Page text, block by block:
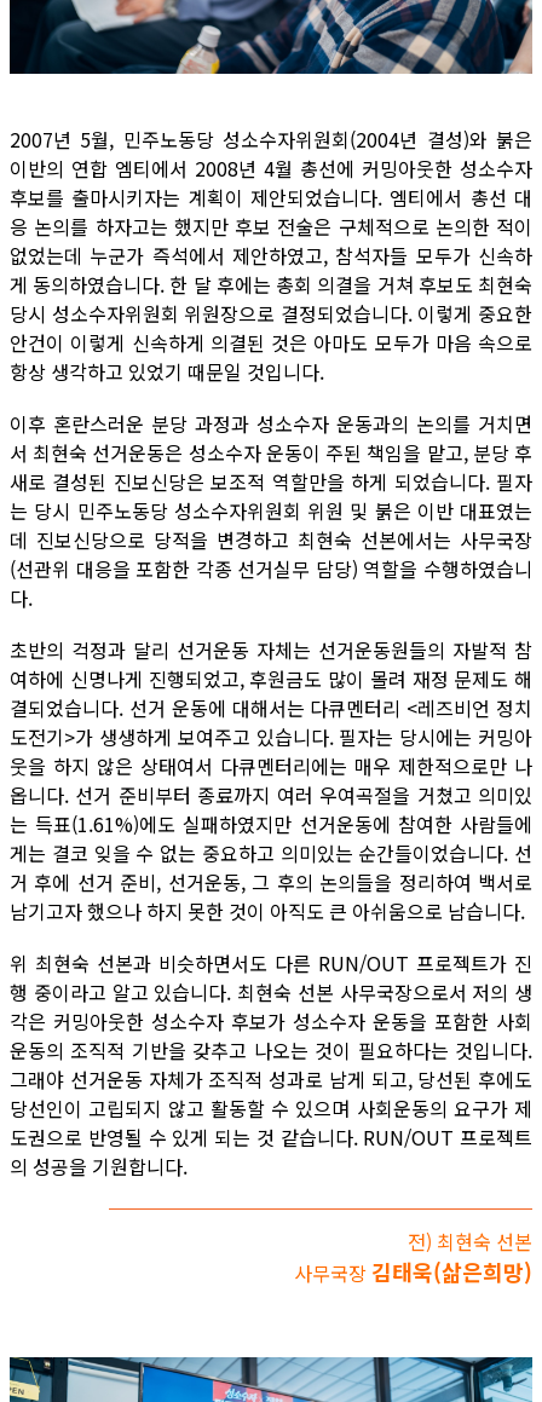
2007년 5월, 민주노동당 성소수자위원회(2004년 결성)와 붉은
이반의 연합 엠티에서 2008년 4월 총선에 커밍아웃한 성소수자
후보를 출마시키자는 계획이 제안되었습니다. 엠티에서 총선 대
응 논의를 하자고는 했지만 후보 전술은 구체적으로 논의한 적이
없었는데 누군가 즉석에서 제안하였고, 참석자들 모두가 신속하
게 동의하였습니다. 한 달 후에는 총회 의결을 거쳐 후보도 최현숙
당시 성소수자위원회 위원장으로 결정되었습니다. 이렇게 중요한
안건이 이렇게 신속하게 의결된 것은 아마도 모두가 마음 속으로
항상 생각하고 있었기 때문일 것입니다.
이후 혼란스러운 분당 과정과 성소수자 운동과의 논의를 거치면
서 최현숙 선거운동은 성소수자 운동이 주된 책임을 맡고, 분당 후
새로 결성된 진보신당은 보조적 역할만을 하게 되었습니다. 필자
는 당시 민주노동당 성소수자위원회 위원 및 붉은 이반 대표였는
데 진보신당으로 당적을 변경하고 최현숙 선본에서는 사무국장
(선관위 대응을 포함한 각종 선거실무 담당) 역할을 수행하였습니
다.
초반의 걱정과 달리 선거운동 자체는 선거운동원들의 자발적 참
여하에 신명나게 진행되었고, 후원금도 많이 몰려 재정 문제도 해
결되었습니다. 선거 운동에 대해서는 다큐멘터리 <레즈비언 정치
도전기>가 생생하게 보여주고 있습니다. 필자는 당시에는 커밍아
웃을 하지 않은 상태여서 다큐멘터리에는 매우 제한적으로만 나
옵니다. 선거 준비부터 종료까지 여러 우여곡절을 거쳤고 의미있
는 득표(1.61%)에도 실패하였지만 선거운동에 참여한 사람들에
게는 결코 잊을 수 없는 중요하고 의미있는 순간들이었습니다. 선
거 후에 선거 준비, 선거운동, 그 후의 논의들을 정리하여 백서로
남기고자 했으나 하지 못한 것이 아직도 큰 아쉬움으로 남습니다.
위 최현숙 선본과 비슷하면서도 다른 RUN/OUT 프로젝트가 진
행 중이라고 알고 있습니다. 최현숙 선본 사무국장으로서 저의 생
각은 커밍아웃한 성소수자 후보가 성소수자 운동을 포함한 사회
운동의 조직적 기반을 갖추고 나오는 것이 필요하다는 것입니다.
그래야 선거운동 자체가 조직적 성과로 남게 되고, 당선된 후에도
당선인이 고립되지 않고 활동할 수 있으며 사회운동의 요구가 제
도권으로 반영될 수 있게 되는 것 같습니다. RUN/OUT 프로젝트
의 성공을 기원합니다.
전) 최현숙 선본
사무국장 김태욱(삶은희망)